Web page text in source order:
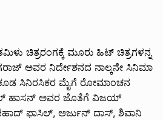
ತಮಿಳು ಚಿತ್ರರಂಗಕ್ಕೆ ಮೂರು ಹಿಟ್ ಚಿತ್ರಗಳನ್ನ
ಅವರ ನಿರ್ದೇಶನದ ನಾಲ್ಕನೇ ಸಿನಿಮಾ
ಸಿನಿರಸಿಕರ ಮೈಗೆ ರೋಮಾಂಚನ
ಹಾಸನ್ ಅವರ ಜೊತೆಗೆ ವಿಜಯ್
ಫಾಸಿಲ್, ಅರ್ಜುನ್ ದಾಸ್, ಶಿವಾನಿ